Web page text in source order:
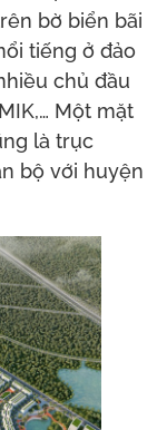
bờ biển bãi
tiếng ở đảo
chủ đầu
Một mặt
là trục
bộ với huyện